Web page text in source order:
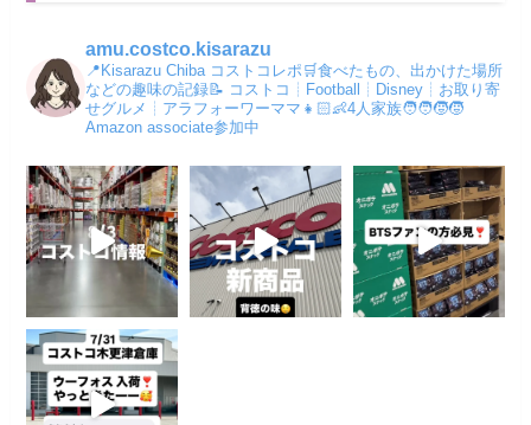
amu.costco.kisarazu
📍Kisarazu Chiba コストコレポ🛒食べたもの、出かけた場所
などの趣味の記録📝 コストコ┊︎Football┊Disney┊︎お取り寄
せグルメ┊︎アラフォーワーママ👧🏻👶4人家族🧑‍🧑‍🧒‍🧒
Amazon associate参加中